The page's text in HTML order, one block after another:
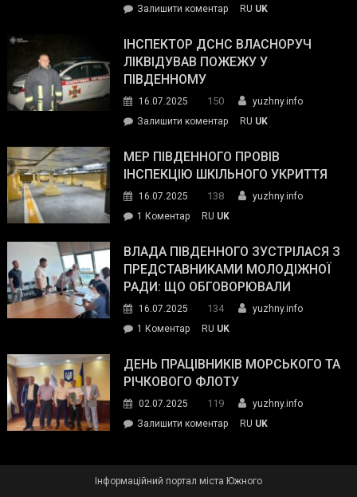
допомогу
Залишити коментарon
провів
нараду
силових
та
органів:
«Наш
спільний
окупанти.
Маємо
діяти
команда
RU UK
ІНСПЕКТОР ДСНС ВЛАСНОРУЧ
ЛІКВІДУВАВ ПОЖЕЖУ У
ПІВДЕННОМУ
16.07.2025 150
yuzhny.info
Залишити коментарon
ДСНС
власноруч
пожежу
у
RU UK
МЕР ПІВДЕННОГО ПРОВІВ
ІНСПЕКЦІЮ ШКІЛЬНОГО УКРИТТЯ
16.07.2025 138
yuzhny.info
1 Коментардо
Південного
провів
інспекцію
укриття
RU UK
ВЛАДА ПІВДЕННОГО ЗУСТРІЛАСЯ З
ПРЕДСТАВНИКАМИ МОЛОДІЖНОЇ
РАДИ: ЩО ОБГОВОРЮВАЛИ
16.07.2025 134
yuzhny.info
1 Коментардо
Південного
зустрілася
представниками
молодіжної
обговорювали
RU UK
ДЕНЬ ПРАЦІВНИКІВ МОРСЬКОГО ТА
РІЧКОВОГО ФЛОТУ
02.07.2025 119
yuzhny.info
Залишити коментарon
RU UK
Інформаційний портал міста Южного